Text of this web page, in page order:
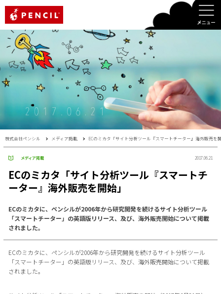
株式会社ペンシル メディア掲載 ECのミカタ「サイト分析ツール『スマートチーター』海外販売を
メディア掲載 2017.06.21
ECのミカタ「サイト分析ツール『スマートチ
ーター』海外販売を開始」
ECのミカタに、ペンシルが2006年から研究開発を続けるサイト分析ツール
「スマートチーター」の英語版リリース、及び、海外販売開始について掲載
されました。
ECのミカタに、ペンシルが2006年から研究開発を続けるサイト分析ツール
「スマートチーター」の英語版リリース、及び、海外販売開始について掲載
されました。